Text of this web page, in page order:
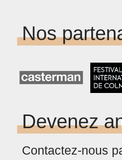
Nos
Devenez
Contactez-nous